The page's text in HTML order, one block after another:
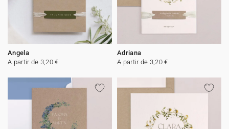
Angela
A partir de 3,20 €
Adriana
A partir de 3,20 €